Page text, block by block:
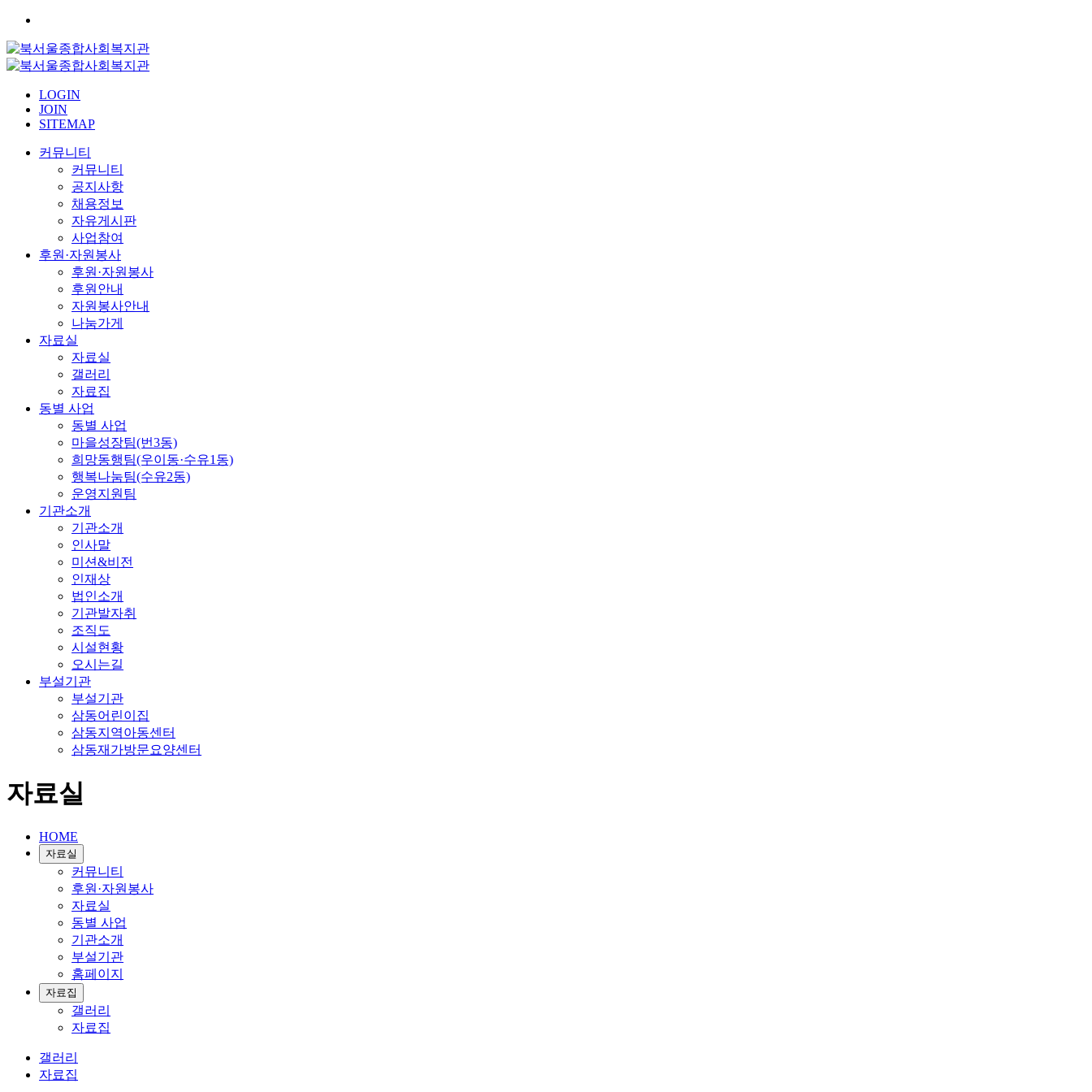
LOGIN
JOIN
SITEMAP
커뮤니티
커뮤니티
공지사항
채용정보
자유게시판
사업참여
후원·자원봉사
후원·자원봉사
후원안내
자원봉사안내
나눔가게
자료실
자료실
갤러리
자료집
동별 사업
동별 사업
마을성장팀(번3동)
희망동행팀(우이동·수유1동)
행복나눔팀(수유2동)
운영지원팀
기관소개
기관소개
인사말
미션&비전
인재상
법인소개
기관발자취
조직도
시설현황
오시는길
부설기관
부설기관
삼동어린이집
삼동지역아동센터
삼동재가방문요양센터
자료실
HOME
자료실
커뮤니티
후원·자원봉사
자료실
동별 사업
기관소개
부설기관
홈페이지
자료집
갤러리
자료집
갤러리
자료집